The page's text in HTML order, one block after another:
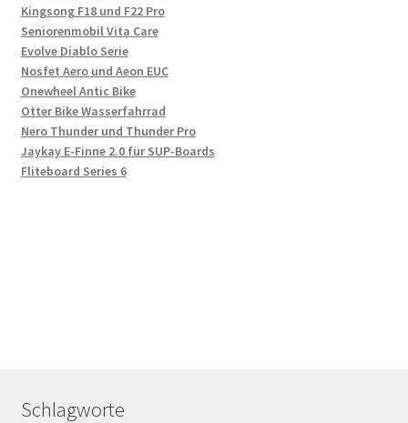
Kingsong F18 und F22 Pro
Seniorenmobil Vita Care
Evolve Diablo Serie
Nosfet Aero und Aeon EUC
Onewheel Antic Bike
Otter Bike Wasserfahrrad
Nero Thunder und Thunder Pro
Jaykay E-Finne 2.0 für SUP-Boards
Fliteboard Series 6
Schlagworte